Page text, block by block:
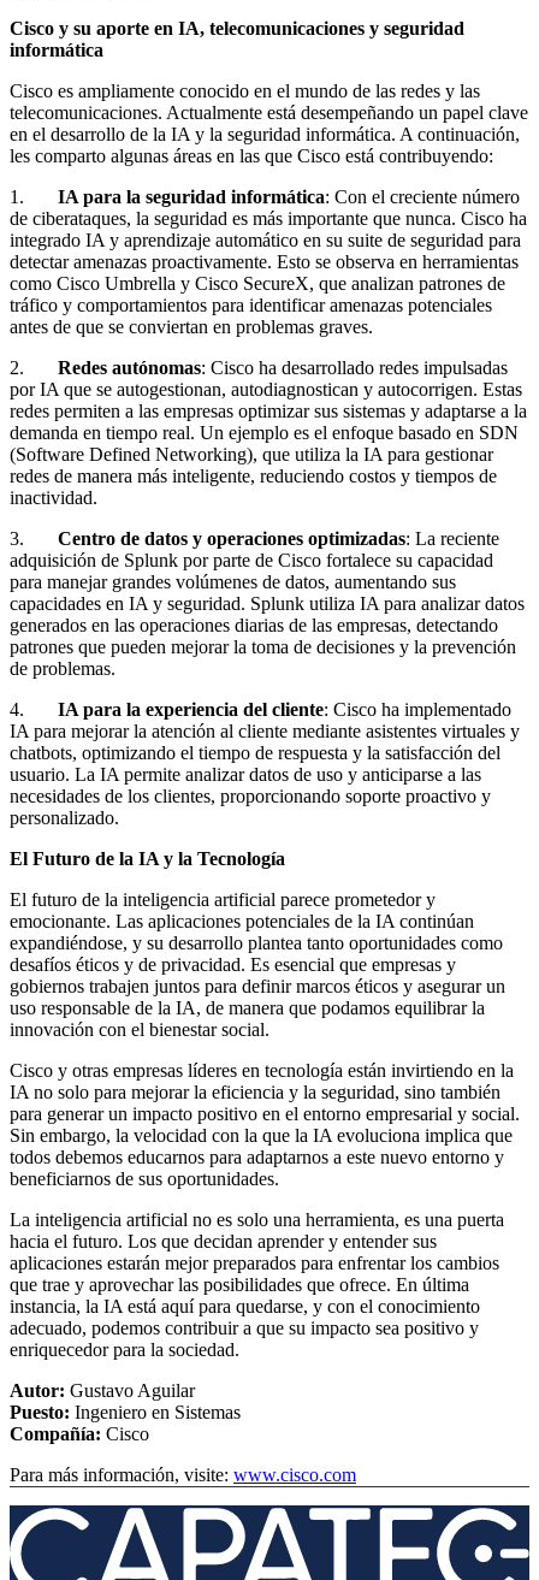
Cisco y su aporte en IA, telecomunicaciones y seguridad
informática
Cisco es ampliamente conocido en el mundo de las redes y las
telecomunicaciones. Actualmente está desempeñando un papel clave
en el desarrollo de la IA y la seguridad informática. A continuación,
les comparto algunas áreas en las que Cisco está contribuyendo:
1. IA para la seguridad informática: Con el creciente número
de ciberataques, la seguridad es más importante que nunca. Cisco ha
integrado IA y aprendizaje automático en su suite de seguridad para
detectar amenazas proactivamente. Esto se observa en herramientas
como Cisco Umbrella y Cisco SecureX, que analizan patrones de
tráfico y comportamientos para identificar amenazas potenciales
antes de que se conviertan en problemas graves.
2. Redes autónomas: Cisco ha desarrollado redes impulsadas
por IA que se autogestionan, autodiagnostican y autocorrigen. Estas
redes permiten a las empresas optimizar sus sistemas y adaptarse a la
demanda en tiempo real. Un ejemplo es el enfoque basado en SDN
(Software Defined Networking), que utiliza la IA para gestionar
redes de manera más inteligente, reduciendo costos y tiempos de
inactividad.
3. Centro de datos y operaciones optimizadas: La reciente
adquisición de Splunk por parte de Cisco fortalece su capacidad
para manejar grandes volúmenes de datos, aumentando sus
capacidades en IA y seguridad. Splunk utiliza IA para analizar datos
generados en las operaciones diarias de las empresas, detectando
patrones que pueden mejorar la toma de decisiones y la prevención
de problemas.
4. IA para la experiencia del cliente: Cisco ha implementado
IA para mejorar la atención al cliente mediante asistentes virtuales y
chatbots, optimizando el tiempo de respuesta y la satisfacción del
usuario. La IA permite analizar datos de uso y anticiparse a las
necesidades de los clientes, proporcionando soporte proactivo y
personalizado.
El Futuro de la IA y la Tecnología
El futuro de la inteligencia artificial parece prometedor y
emocionante. Las aplicaciones potenciales de la IA continúan
expandiéndose, y su desarrollo plantea tanto oportunidades como
desafíos éticos y de privacidad. Es esencial que empresas y
gobiernos trabajen juntos para definir marcos éticos y asegurar un
uso responsable de la IA, de manera que podamos equilibrar la
innovación con el bienestar social.
Cisco y otras empresas líderes en tecnología están invirtiendo en la
IA no solo para mejorar la eficiencia y la seguridad, sino también
para generar un impacto positivo en el entorno empresarial y social.
Sin embargo, la velocidad con la que la IA evoluciona implica que
todos debemos educarnos para adaptarnos a este nuevo entorno y
beneficiarnos de sus oportunidades.
La inteligencia artificial no es solo una herramienta, es una puerta
hacia el futuro. Los que decidan aprender y entender sus
aplicaciones estarán mejor preparados para enfrentar los cambios
que trae y aprovechar las posibilidades que ofrece. En última
instancia, la IA está aquí para quedarse, y con el conocimiento
adecuado, podemos contribuir a que su impacto sea positivo y
enriquecedor para la sociedad.
Autor: Gustavo Aguilar
Puesto: Ingeniero en Sistemas
Compañía: Cisco
Para más información, visite: www.cisco.com